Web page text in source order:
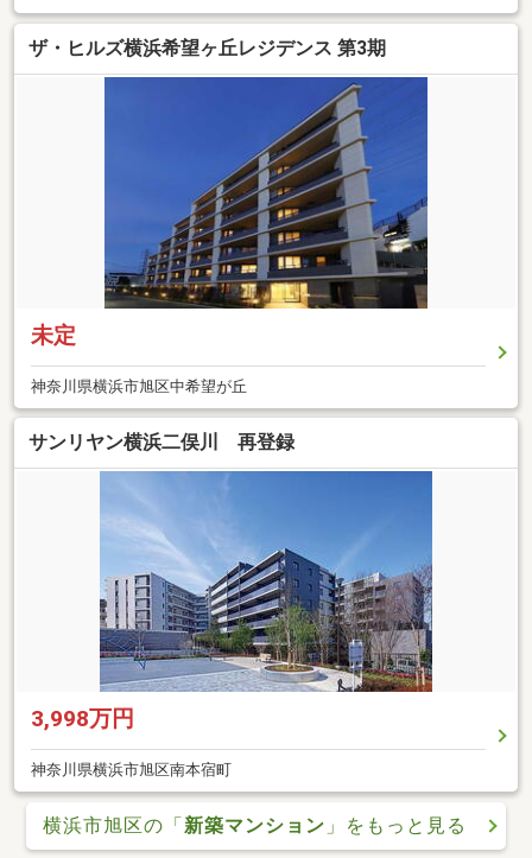
ザ・ヒルズ横浜希望ヶ丘レジデンス 第3期
未定
神奈川県横浜市旭区中希望が丘
サンリヤン横浜二俣川 再登録
3,998万円
神奈川県横浜市旭区南本宿町
横浜市旭区の「新築マンション 」をもっと見る